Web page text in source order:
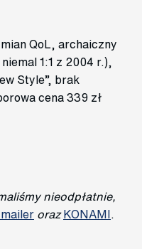
QoL, archaiczny
1:1 z 2004 r.),
Style”, brak
cena 339 zł
nieodpłatnie,
oraz KONAMI